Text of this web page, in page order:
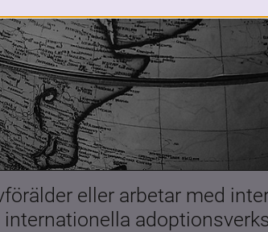
eller arbetar med